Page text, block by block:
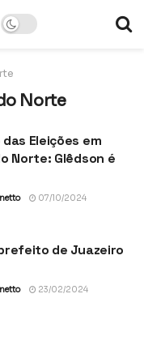
Norte
Eleições em
Norte: Glêdson é
07/10/2024
de Juazeiro
23/02/2024